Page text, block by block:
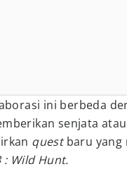
ini berbeda
senjata
questbaru yang
: Wild Hunt.